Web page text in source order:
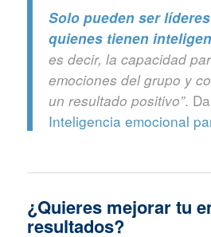
Solo pueden ser
quienes tienen
es decir, la capacidad
emociones del grupo y
un resultado positivo”.
Inteligencia emocional
¿Quieres mejorar tu
resultados?